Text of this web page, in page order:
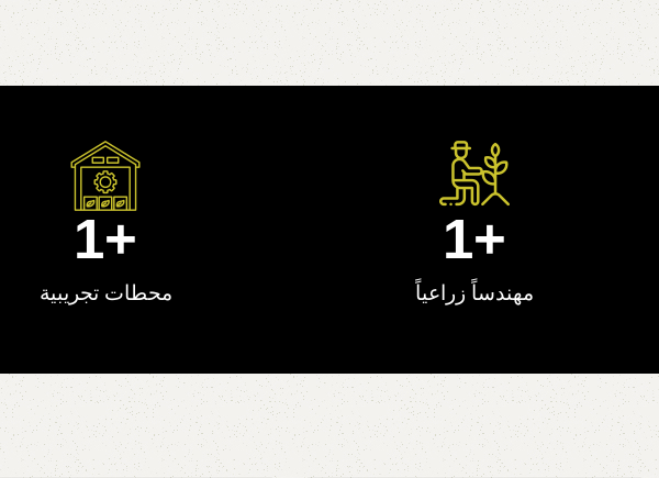
مهندساً زراعياً
+
1
محطات تجريبية
+
1